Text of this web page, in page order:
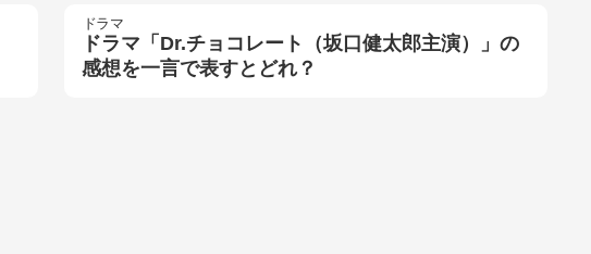
ドラマ
ドラマ「Dr.チョコレート（坂口健太郎主演）」の
感想を一言で表すとどれ？